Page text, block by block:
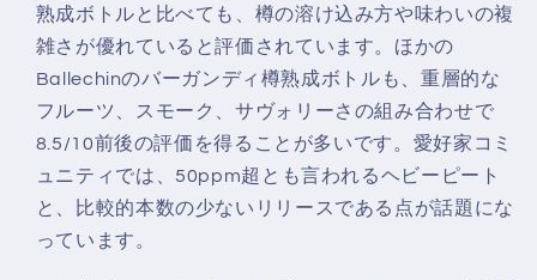
熟成ボトルと比べても、樽の溶け込み方や味わいの複
雑さが優れていると評価されています。ほかの
Ballechinのバーガンディ樽熟成ボトルも、重層的な
フルーツ、スモーク、サヴォリーさの組み合わせで
8.5/10前後の評価を得ることが多いです。愛好家コミ
ュニティでは、50ppm超とも言われるヘビーピート
と、比較的本数の少ないリリースである点が話題にな
っています。